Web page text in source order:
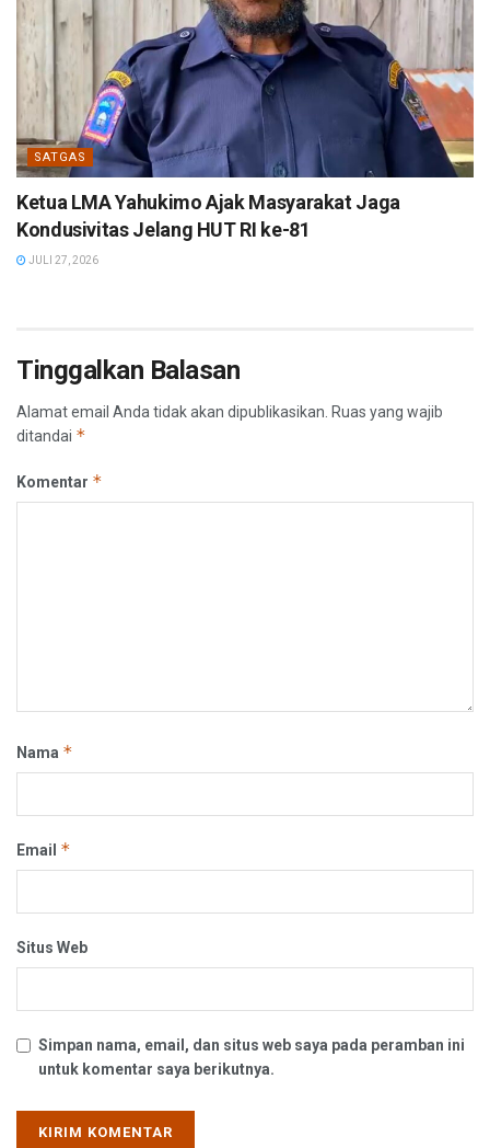
SATGAS
Ketua LMA Yahukimo Ajak Masyarakat Jaga
Kondusivitas Jelang HUT RI ke-81
JULI 27, 2026
Tinggalkan Balasan
Alamat email Anda tidak akan dipublikasikan. Ruas yang wajib
ditandai *
Komentar *
Nama *
Email *
Situs Web
Simpan nama, email, dan situs web saya pada peramban ini
untuk komentar saya berikutnya.